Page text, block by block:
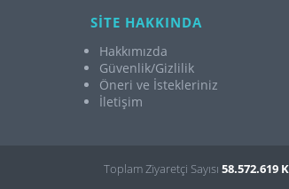
SİTE HAKKINDA
Hakkımızda
Güvenlik/Gizlilik
Öneri ve İstekleriniz
İletişim
Toplam Ziyaretçi Sayısı 58.572.619